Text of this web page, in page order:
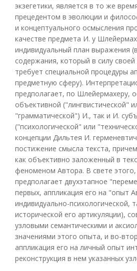
экзегетики, является в то же
прецедентом в эволюции и
и концептуального осмысления
качестве предмета И. у
индивидуальный план выражения
содержания, который в силу
требует специальной процедуры
предметную сферу).
предполагает, по Шлейермахеру,
объективной ("лингвистической"
"грамматической") И., так и И.
("психологической" или
концепции Дильтея И.
постижение смысла текста,
как объективно заложенный в
феноменом Автора. В свете
предполагает двухэтапное
первых, аппликация его на "опыт
индивидуально-психологической,
исторической его артикуляции),
узловыми семантическими и
значениями этого опыта, и во-
аппликация его на личный опыт
реконструкция в нем указанных